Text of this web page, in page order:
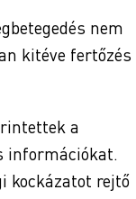
nem
kitéve fertőzés
a
információkat.
kockázatot rejtő